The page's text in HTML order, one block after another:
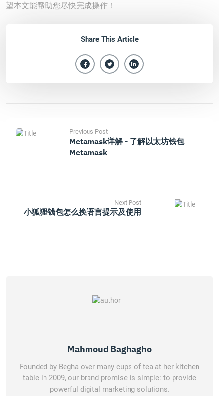
望本文能帮助您尽快完成操作！
Share This Article
Previous Post
Metamask详解 - 了解以太坊钱包
Metamask
Next Post
小狐狸钱包怎么换语言提示及使用
Mahmoud Baghagho
Founded by Begha over many cups of tea at her kitchen
table in 2009, our brand promise is simple: to provide
powerful digital marketing solutions.